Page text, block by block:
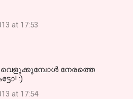
at 17:53
വെളുക്കുമ്പോള്‍ നേരത്തെ
:)
at 17:54